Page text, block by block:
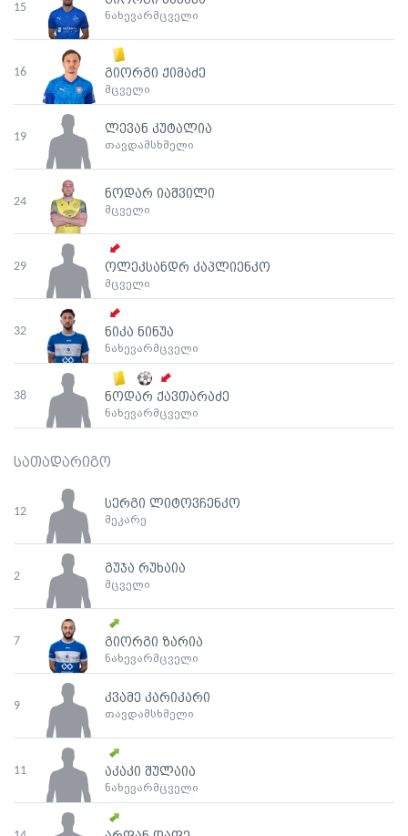
15
ნახევარმცველი
16 გიორგი ქიმაძე
მცველი
19
ლევან კუტალია
თავდამსხმელი
24
ნოდარ იაშვილი
მცველი
29 ოლეკსანდრ კაპლიენკო
მცველი
32 ნიკა ნინუა
ნახევარმცველი
38 ნოდარ ქავთარაძე
ნახევარმცველი
სათადარიგო
12
სერგი ლიტოვჩენკო
მეკარე
2
გუჯა რუხაია
მცველი
7 გიორგი ზარია
ნახევარმცველი
9
კვამე კარიკარი
თავდამსხმელი
11 აკაკი შულაია
ნახევარმცველი